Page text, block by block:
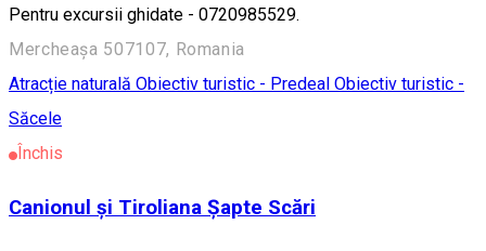
Pentru excursii ghidate - 0720985529.
Mercheașa 507107, Romania
Atracție naturală Obiectiv turistic - Predeal Obiectiv turistic -
Săcele
Închis
Canionul și Tiroliana Șapte Scări